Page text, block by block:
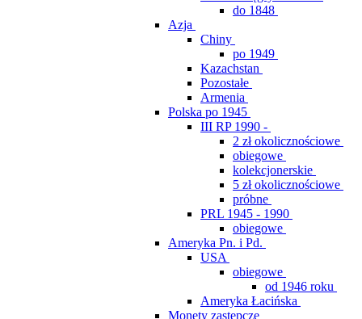
do 1848
Azja
Chiny
po 1949
Kazachstan
Pozostałe
Armenia
Polska po 1945
III RP 1990 -
2 zł okolicznościowe
obiegowe
kolekcjonerskie
5 zł okolicznościowe
próbne
PRL 1945 - 1990
obiegowe
Ameryka Pn. i Pd.
USA
obiegowe
od 1946 roku
Ameryka Łacińska
Monety zastępcze